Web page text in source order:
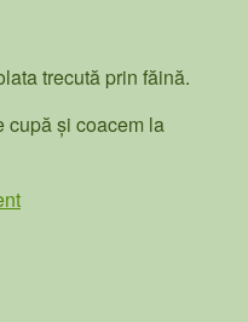
trecută prin făină.
cupă și coacem la